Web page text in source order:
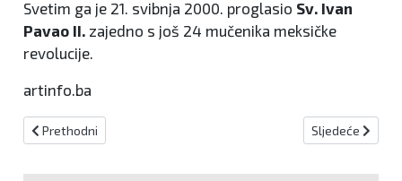
Svetim ga je 21. svibnja 2000. proglasio Sv. Ivan
Pavao II. zajedno s još 24 mučenika meksičke
revolucije.
artinfo.ba
Prethodni članak: LULU GOLD KISELJAK Međusezonski popust!
Prethodni Sljedeći članak:
Sljedeće